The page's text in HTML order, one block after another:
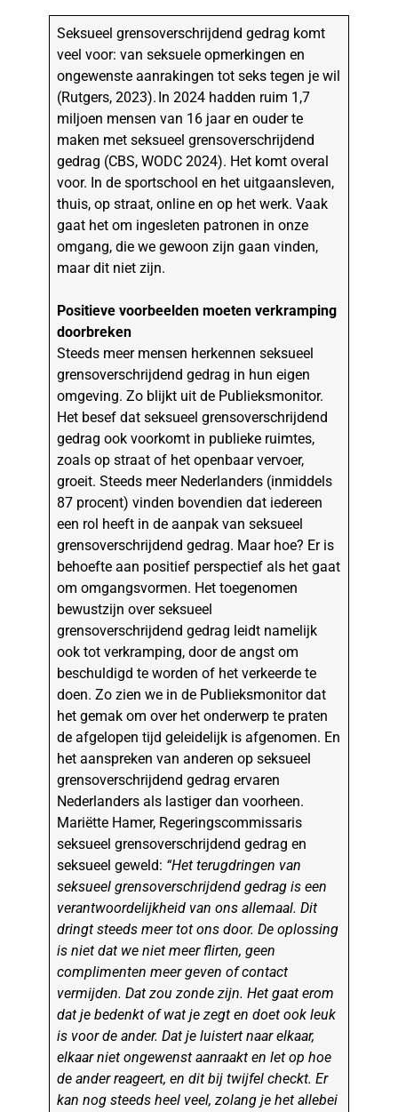
Seksueel grensoverschrijdend gedrag komt
veel voor: van seksuele opmerkingen en
ongewenste aanrakingen tot seks tegen je wil
(Rutgers, 2023). In 2024 hadden ruim 1,7
miljoen mensen van 16 jaar en ouder te
maken met seksueel grensoverschrijdend
gedrag (CBS, WODC 2024). Het komt overal
voor. In de sportschool en het uitgaansleven,
thuis, op straat, online en op het werk. Vaak
gaat het om ingesleten patronen in onze
omgang, die we gewoon zijn gaan vinden,
maar dit niet zijn.
Positieve voorbeelden moeten verkramping
doorbreken
Steeds meer mensen herkennen seksueel
grensoverschrijdend gedrag in hun eigen
omgeving. Zo blijkt uit de Publieksmonitor.
Het besef dat seksueel grensoverschrijdend
gedrag ook voorkomt in publieke ruimtes,
zoals op straat of het openbaar vervoer,
groeit. Steeds meer Nederlanders (inmiddels
87 procent) vinden bovendien dat iedereen
een rol heeft in de aanpak van seksueel
grensoverschrijdend gedrag. Maar hoe? Er is
behoefte aan positief perspectief als het gaat
om omgangsvormen. Het toegenomen
bewustzijn over seksueel
grensoverschrijdend gedrag leidt namelijk
ook tot verkramping, door de angst om
beschuldigd te worden of het verkeerde te
doen. Zo zien we in de Publieksmonitor dat
het gemak om over het onderwerp te praten
de afgelopen tijd geleidelijk is afgenomen. En
het aanspreken van anderen op seksueel
grensoverschrijdend gedrag ervaren
Nederlanders als lastiger dan voorheen.
Mariëtte Hamer, Regeringscommissaris
seksueel grensoverschrijdend gedrag en
seksueel geweld: “Het terugdringen van
seksueel grensoverschrijdend gedrag is een
verantwoordelijkheid van ons allemaal. Dit
dringt steeds meer tot ons door. De oplossing
is niet dat we niet meer flirten, geen
complimenten meer geven of contact
vermijden. Dat zou zonde zijn. Het gaat erom
dat je bedenkt of wat je zegt en doet ook leuk
is voor de ander. Dat je luistert naar elkaar,
elkaar niet ongewenst aanraakt en let op hoe
de ander reageert, en dit bij twijfel checkt. Er
kan nog steeds heel veel, zolang je het allebei